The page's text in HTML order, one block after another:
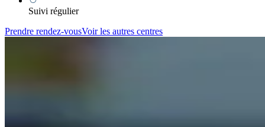
Suivi régulier
Prendre rendez-vousVoir les autres centres